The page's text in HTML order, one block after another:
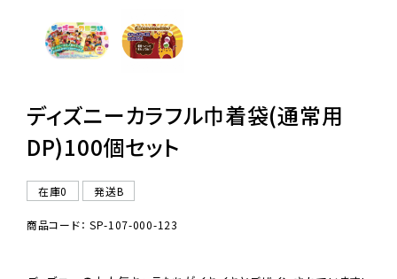
よくあるご質問
06-6282-7659
ディズニーカラフル巾着袋(通常用
DP)100個セット
在庫0 発送B
商品コード： SP-107-000-123